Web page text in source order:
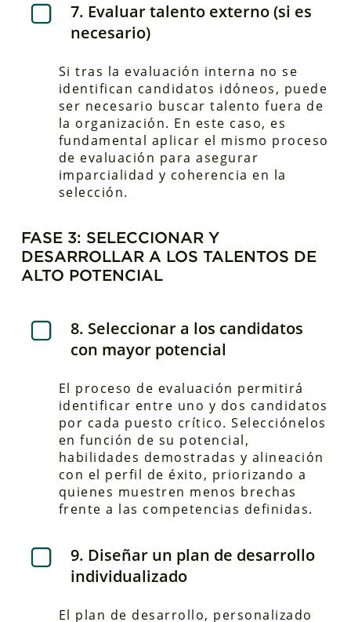
7. Evaluar talento externo (si es
necesario)
Si tras la evaluación interna no se
identifican candidatos idóneos, puede
ser necesario buscar talento fuera de
la organización. En este caso, es
fundamental aplicar el mismo proceso
de evaluación para asegurar
imparcialidad y coherencia en la
selección.
FASE 3: SELECCIONAR Y
DESARROLLAR A LOS TALENTOS DE
ALTO POTENCIAL
8. Seleccionar a los candidatos
con mayor potencial
El proceso de evaluación permitirá
identificar entre uno y dos candidatos
por cada puesto crítico. Selecciónelos
en función de su potencial,
habilidades demostradas y alineación
con el perfil de éxito, priorizando a
quienes muestren menos brechas
frente a las competencias definidas.
9. Diseñar un plan de desarrollo
individualizado
El plan de desarrollo, personalizado